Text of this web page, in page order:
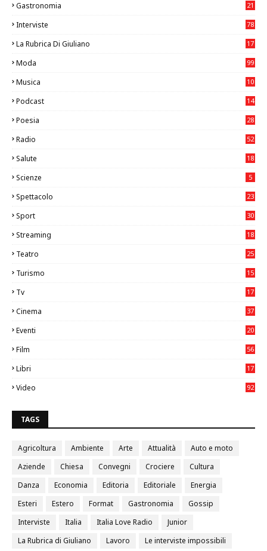
Gastronomia
21
Interviste 78
La Rubrica Di Giuliano
17
Moda 99
Musica
10
Podcast 14
Poesia 28
Radio 52
Salute
18
Scienze 5
Spettacolo 23
Sport
30
Streaming 18
Teatro
25
Turismo
15
Tv
17
Cinema
37
Eventi
20
Film
56
Libri
17
Video
92
TAGS
Agricoltura Ambiente Arte Attualità
Auto e moto
Aziende
Chiesa Convegni Crociere
Cultura
Danza
Economia Editoria Editoriale
Energia
Esteri
Estero Format Gastronomia
Gossip
Interviste
Italia Italia Love Radio
Junior
La Rubrica di Giuliano
Lavoro
Le interviste impossibili